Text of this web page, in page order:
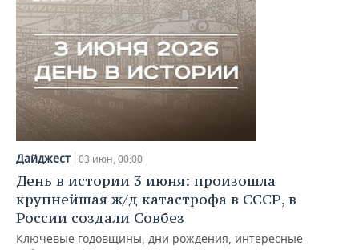
Дайджест 03 июн, 00:00
День в истории 3 июня: произошла
крупнейшая ж/д катастрофа в СССР, в
России создали Совбез
Ключевые годовщины, дни рождения, интересные